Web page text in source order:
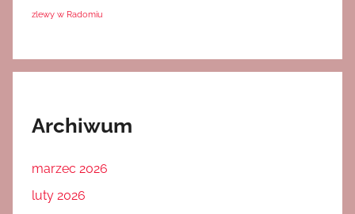
zlewy w Radomiu
Archiwum
marzec 2026
luty 2026